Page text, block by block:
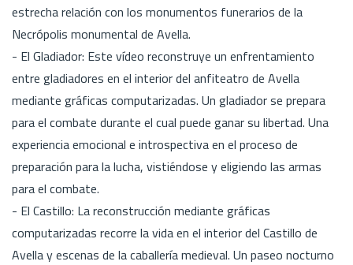
estrecha relación con los monumentos funerarios de la
Necrópolis monumental de Avella.
- El Gladiador: Este vídeo reconstruye un enfrentamiento
entre gladiadores en el interior del anfiteatro de Avella
mediante gráficas computarizadas. Un gladiador se prepara
para el combate durante el cual puede ganar su libertad. Una
experiencia emocional e introspectiva en el proceso de
preparación para la lucha, vistiéndose y eligiendo las armas
para el combate.
- El Castillo: La reconstrucción mediante gráficas
computarizadas recorre la vida en el interior del Castillo de
Avella y escenas de la caballería medieval. Un paseo nocturno